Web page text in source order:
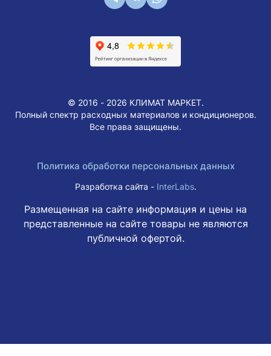
© 2016 - 2026 КЛИМАТ МАРКЕТ.
Полный спектр расходных материалов и кондиционеров.
Все права защищены.
Политика обработки персональных данных
Разработка сайта - InterLabs.
Размещенная на сайте информация и цены на
представленные на сайте товары не являются
публичной офертой.